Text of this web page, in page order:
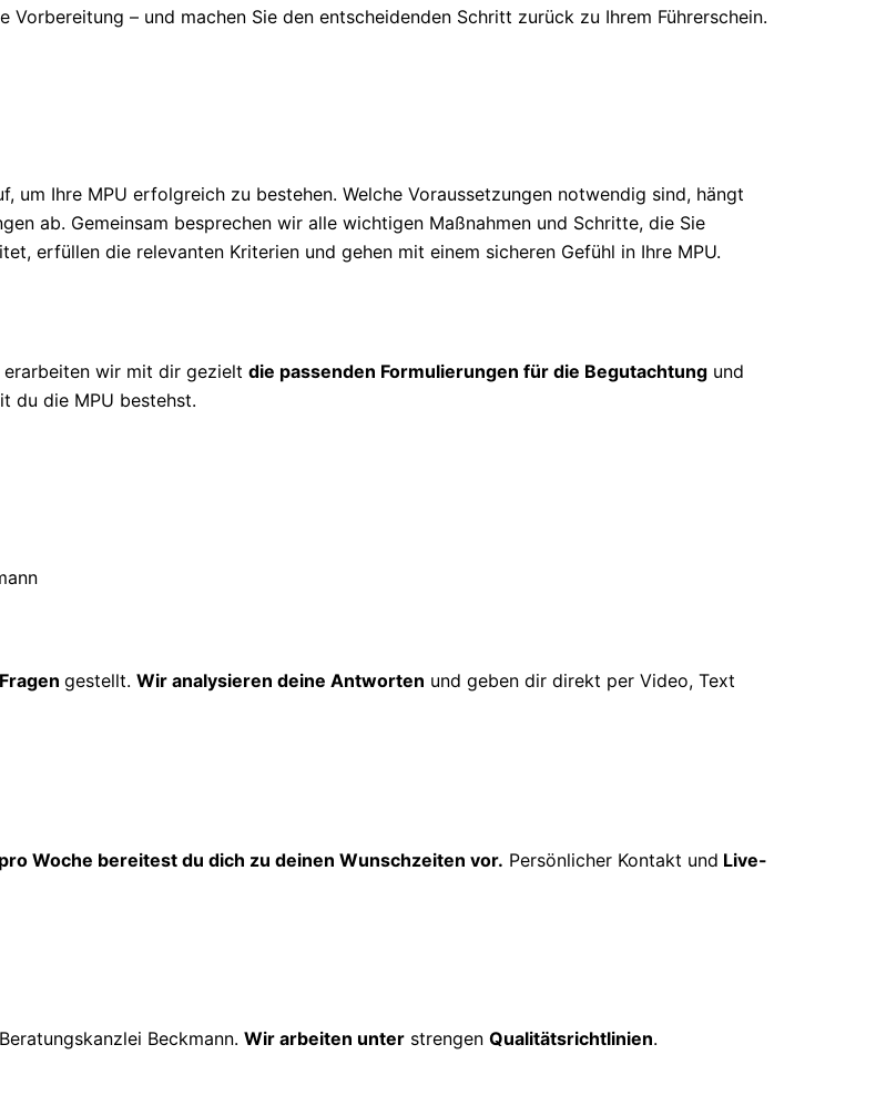
Vorbereitung – und machen Sie den entscheidenden Schritt zurück zu Ihrem Führerschein.
um Ihre MPU erfolgreich zu bestehen. Welche Voraussetzungen notwendig sind, hängt
ab. Gemeinsam besprechen wir alle wichtigen Maßnahmen und Schritte, die Sie
erfüllen die relevanten Kriterien und gehen mit einem sicheren Gefühl in Ihre MPU.
erarbeiten wir mit dir gezielt die passenden Formulierungen für die Begutachtung und
du die MPU bestehst.
gestellt. Wir analysieren deine Antworten und geben dir direkt per Video, Text
Woche bereitest du dich zu deinen Wunschzeiten vor. Persönlicher Kontakt und Live-
Beckmann. Wir arbeiten unter strengen Qualitätsrichtlinien.